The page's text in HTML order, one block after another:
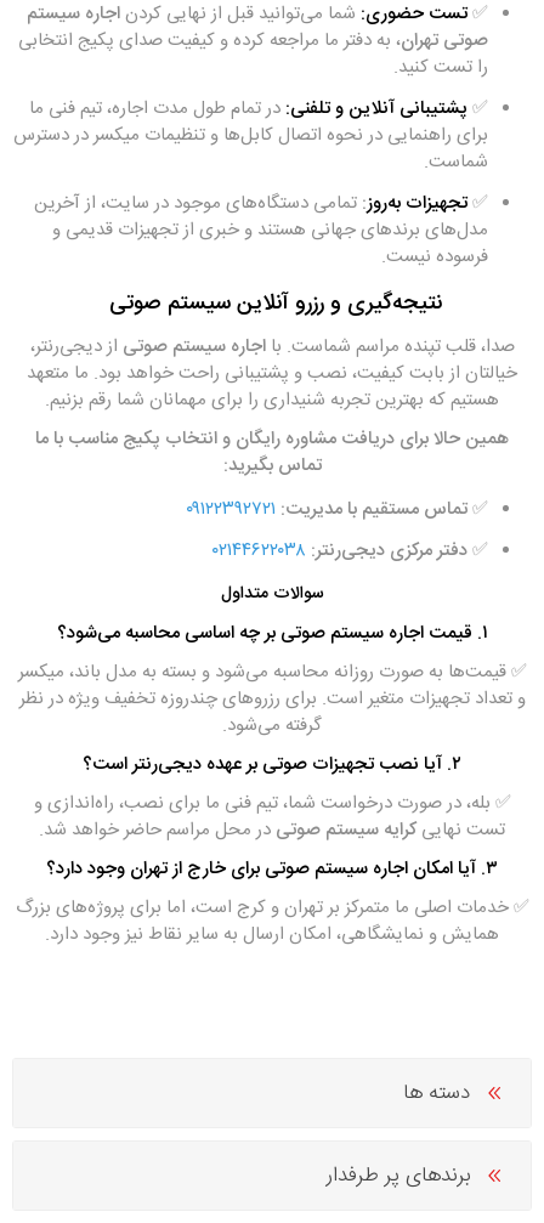
✅تست حضوری: شما می‌توانید قبل از نهایی کردن اجاره سیستم
صوتی تهران، به دفتر ما مراجعه کرده و کیفیت صدای پکیج انتخابی
را تست کنید.
✅ پشتیبانی آنلاین و تلفنی: در تمام طول مدت اجاره، تیم فنی ما
برای راهنمایی در نحوه اتصال کابل‌ها و تنظیمات میکسر در دسترس
شماست.
✅تجهیزات به‌روز: تمامی دستگاه‌های موجود در سایت، از آخرین
مدل‌های برندهای جهانی هستند و خبری از تجهیزات قدیمی و
فرسوده نیست.
نتیجه‌گیری و رزرو آنلاین سیستم صوتی
صدا، قلب تپنده مراسم شماست. بااجاره سیستم صوتی از دیجی‌رنتر،
خیالتان از بابت کیفیت، نصب و پشتیبانی راحت خواهد بود. ما متعهد
هستیم که بهترین تجربه شنیداری را برای مهمانان شما رقم بزنیم.
همین حالا برای دریافت مشاوره رایگان و انتخاب پکیج مناسب با ما
تماس بگیرید:
✅تماس مستقیم با مدیریت: ۰۹۱۲۲۳۹۲۷۲۱
✅دفتر مرکزی دیجی‌رنتر: ۰۲۱۴۴۶۲۲۰۳۸
سوالات متداول
۱. قیمت اجاره سیستم صوتی بر چه اساسی محاسبه می‌شود؟
✅ قیمت‌ها به صورت روزانه محاسبه می‌شود و بسته به مدل باند، میکسر
و تعداد تجهیزات متغیر است. برای رزروهای چندروزه تخفیف ویژه در نظر
گرفته می‌شود.
۲. آیا نصب تجهیزات صوتی بر عهده دیجی‌رنتر است؟
✅ بله، در صورت درخواست شما، تیم فنی ما برای نصب، راه‌اندازی و
تست نهاییکرایه سیستم صوتی در محل مراسم حاضر خواهد شد.
۳. آیا امکان اجاره سیستم صوتی برای خارج از تهران وجود دارد؟
✅ خدمات اصلی ما متمرکز بر تهران و کرج است، اما برای پروژه‌های بزرگ
همایش و نمایشگاهی، امکان ارسال به سایر نقاط نیز وجود دارد.
دسته ها
برندهای پر طرفدار